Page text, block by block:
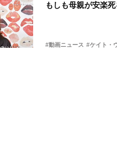
もしも母親が安楽
#動画ニュース #ケイト・